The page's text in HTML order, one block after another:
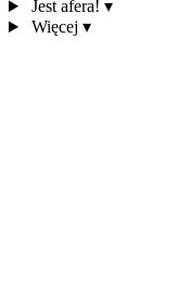
Jest afera! ▾
Więcej ▾